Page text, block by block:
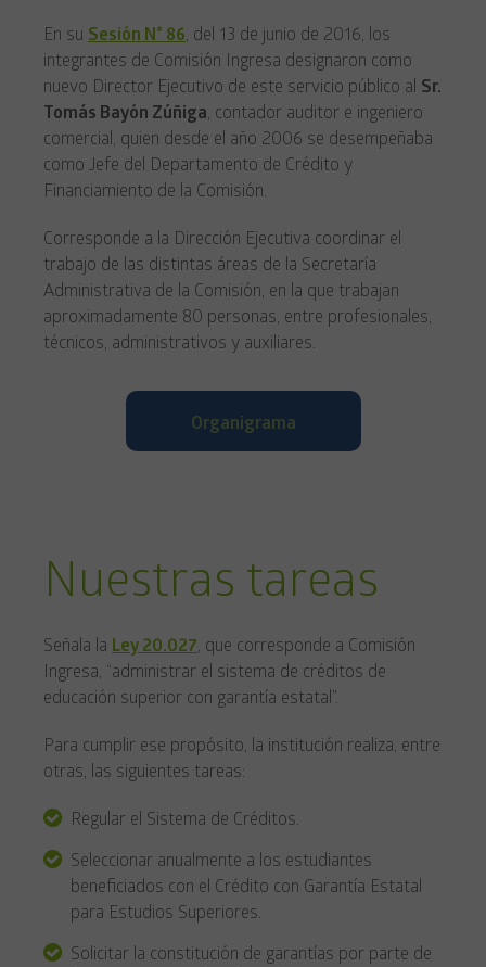
En su Sesión N° 86, del 13 de junio de 2016, los
integrantes de Comisión Ingresa designaron como
nuevo Director Ejecutivo de este servicio público al Sr.
Tomás Bayón Zúñiga, contador auditor e ingeniero
comercial, quien desde el año 2006 se desempeñaba
como Jefe del Departamento de Crédito y
Financiamiento de la Comisión.
Corresponde a la Dirección Ejecutiva coordinar el
trabajo de las distintas áreas de la Secretaría
Administrativa de la Comisión, en la que trabajan
aproximadamente 80 personas, entre profesionales,
técnicos, administrativos y auxiliares.
Organigrama
Nuestras tareas
Señala la Ley 20.027, que corresponde a Comisión
Ingresa, “administrar el sistema de créditos de
educación superior con garantía estatal”.
Para cumplir ese propósito, la institución realiza, entre
otras, las siguientes tareas:
Regular el Sistema de Créditos.
Seleccionar anualmente a los estudiantes
beneficiados con el Crédito con Garantía Estatal
para Estudios Superiores.
Solicitar la constitución de garantías por parte de